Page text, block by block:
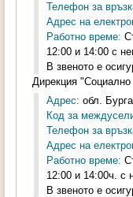
Телефон за
Адрес на
Работно време:
12:00 и 14:00 с
В звеното е
Дирекция "Социално
Адрес: обл.
Код за
Телефон за
Адрес на
Работно време:
12:00 и 14:00ч. с
В звеното е